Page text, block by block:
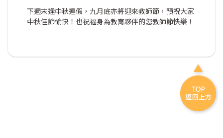
下週末逢中秋連假，九月底亦將迎來教師節，預祝大家
中秋佳節愉快！也祝福身為教育夥伴的您教師節快樂！